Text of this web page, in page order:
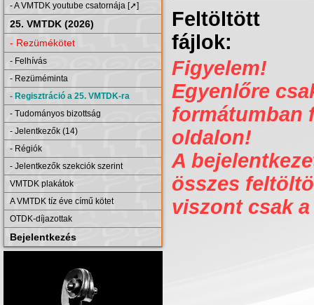
- A VMTDK youtube csatornája [➚]
25. VMTDK (2026)
- Rezümékötet
- Felhívás
- Rezüméminta
- Regisztráció a 25. VMTDK-ra
- Tudományos bizottság
- Jelentkezők (14)
- Régiók
- Jelentkezők szekciók szerint
VMTDK plakátok
A VMTDK tíz éve című kötet
OTDK-díjazottak
Bejelentkezés
Feltöltött
fájlok:
Figyelem!
Egyenlőre
formátumban
oldalon!
A
összes
viszont csak